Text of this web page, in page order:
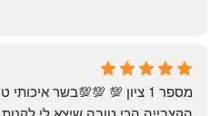
The Artechology
a year ago